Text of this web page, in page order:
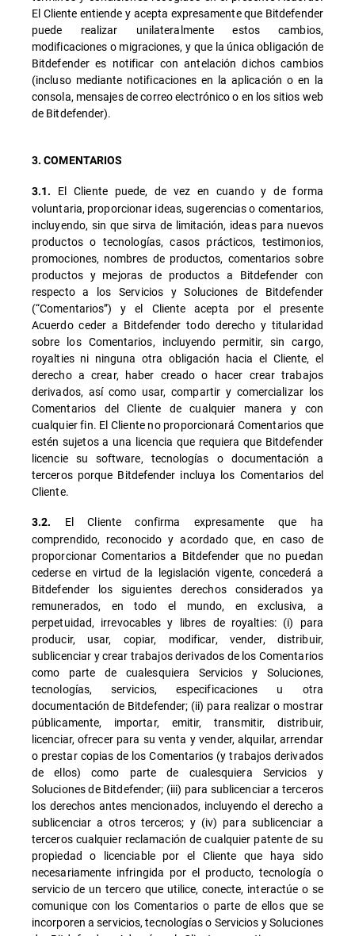
El Cliente entiende y acepta expresamente que Bitdefender
puede realizar unilateralmente estos cambios,
modificaciones o migraciones, y que la única obligación de
Bitdefender es notificar con antelación dichos cambios
(incluso mediante notificaciones en la aplicación o en la
consola, mensajes de correo electrónico o en los sitios web
de Bitdefender).
3. COMENTARIOS
3.1.
El Cliente puede, de vez en cuando y de forma
voluntaria, proporcionar ideas, sugerencias o comentarios,
incluyendo, sin que sirva de limitación, ideas para nuevos
productos o tecnologías, casos prácticos, testimonios,
promociones, nombres de productos, comentarios sobre
productos y mejoras de productos a Bitdefender con
respecto a los Servicios y Soluciones de Bitdefender
(“Comentarios”) y el Cliente acepta por el presente
Acuerdo ceder a Bitdefender todo derecho y titularidad
sobre los Comentarios, incluyendo permitir, sin cargo,
royalties ni ninguna otra obligación hacia el Cliente, el
derecho a crear, haber creado o hacer crear trabajos
derivados, así como usar, compartir y comercializar los
Comentarios del Cliente de cualquier manera y con
cualquier fin. El Cliente no proporcionará Comentarios que
estén sujetos a una licencia que requiera que Bitdefender
licencie su software, tecnologías o documentación a
terceros porque Bitdefender incluya los Comentarios del
Cliente.
3.2.
El Cliente confirma expresamente que ha
comprendido, reconocido y acordado que, en caso de
proporcionar Comentarios a Bitdefender que no puedan
cederse en virtud de la legislación vigente, concederá a
Bitdefender los siguientes derechos considerados ya
remunerados, en todo el mundo, en exclusiva, a
perpetuidad, irrevocables y libres de royalties: (i) para
producir, usar, copiar, modificar, vender, distribuir,
sublicenciar y crear trabajos derivados de los Comentarios
como parte de cualesquiera Servicios y Soluciones,
tecnologías, servicios, especificaciones u otra
documentación de Bitdefender; (ii) para realizar o mostrar
públicamente, importar, emitir, transmitir, distribuir,
licenciar, ofrecer para su venta y vender, alquilar, arrendar
o prestar copias de los Comentarios (y trabajos derivados
de ellos) como parte de cualesquiera Servicios y
Soluciones de Bitdefender; (iii) para sublicenciar a terceros
los derechos antes mencionados, incluyendo el derecho a
sublicenciar a otros terceros; y (iv) para sublicenciar a
terceros cualquier reclamación de cualquier patente de su
propiedad o licenciable por el Cliente que haya sido
necesariamente infringida por el producto, tecnología o
servicio de un tercero que utilice, conecte, interactúe o se
comunique con los Comentarios o parte de ellos que se
incorporen a servicios, tecnologías o Servicios y Soluciones